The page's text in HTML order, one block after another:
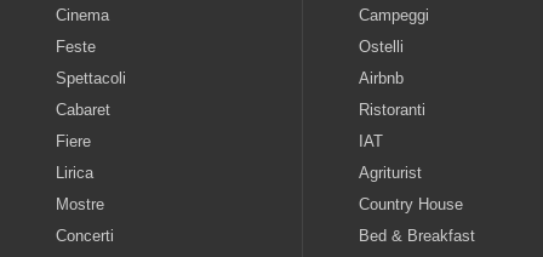
Cinema
Feste
Spettacoli
Cabaret
Fiere
Lirica
Mostre
Concerti
Campeggi
Ostelli
Airbnb
Ristoranti
IAT
Agriturist
Country House
Bed & Breakfast